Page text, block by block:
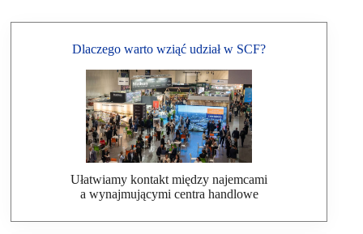
Dlaczego warto wziąć udział w SCF?
Ułatwiamy kontakt między najemcami
a wynajmującymi centra handlowe